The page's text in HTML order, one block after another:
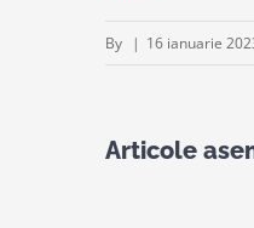
By | 16 ianuarie
Articole